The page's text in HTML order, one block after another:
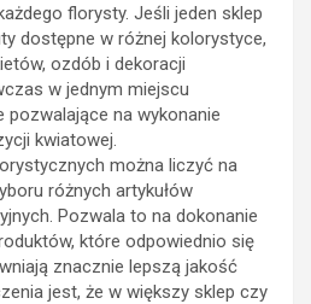
florysty. Jeśli jeden sklep
dostępne w różnej kolorystyce,
ozdób i dekoracji
w jednym miejscu
pozwalające na wykonanie
kwiatowej.
można liczyć na
różnych artykułów
Pozwala to na dokonanie
które odpowiednio się
znacznie lepszą jakość
jest, że w większy sklep czy